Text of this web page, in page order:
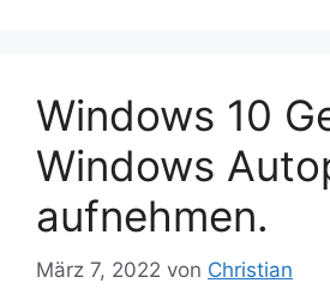
Windows 10
Windows
aufnehmen.
März 7, 2022 von Christian